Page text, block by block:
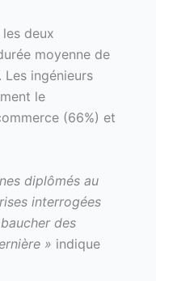
deux
moyenne de
Les ingénieurs
le
(66%) et
diplômés au
interrogées
des
» indique